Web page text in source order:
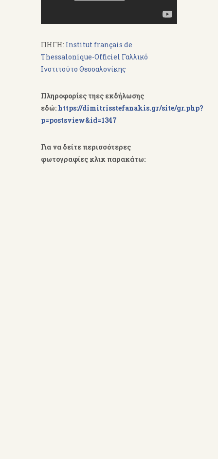
ΠΗΓΗ: Institut français de
Thessalonique-Officiel Γαλλικό
Ινστιτούτο Θεσσαλονίκης
Πληροφορίες τηες εκδήλωσης
εδώ: https://dimitrisstefanakis.gr/site/gr.php?
p=postsview&id=1347
Για να δείτε περισσότερες
φωτογραφίες κλικ παρακάτω: